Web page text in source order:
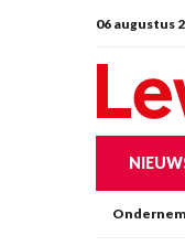
06 augustus